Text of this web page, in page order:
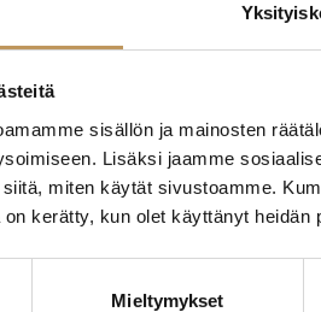
sisällön ja mainosten
Lisäksi jaamme
miten käytät sivustoamme.
kerätty, kun olet käyttänyt heidän
Mieltymykset
koulutus, Laillistettu
vuokrahuoneiston välittäjä